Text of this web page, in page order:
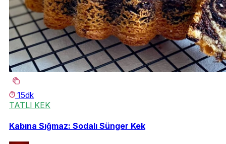
15dk
TATLI KEK
Kabına Sığmaz: Sodalı Sünger Kek